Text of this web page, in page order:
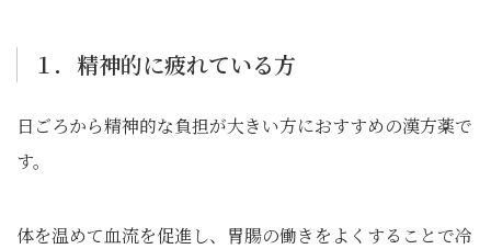
１．精神的に疲れている方
日ごろから精神的な負担が大きい方におすすめの漢方薬で
す。
体を温めて血流を促進し、胃腸の働きをよくすることで冷